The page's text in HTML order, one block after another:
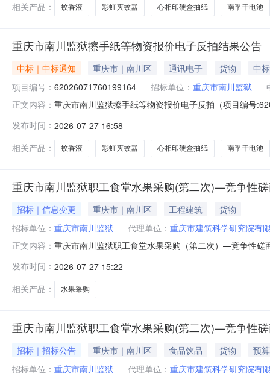
相关产品：
蚊香液 彩虹灭蚊器 心相印硬盒抽纸 南孚干电池
重庆市南川监狱擦手纸等物资报价电子反拍结果公告
中标｜中标通知 重庆市｜南川区 通讯电子 货物
中
项目编号： 62026071760199164 招标单位： 重庆市南川监狱
正文内容： 重庆市南川监狱擦手纸等物资报价电子反拍（项目编号
2026-07-2209:00-2026-07-2213:00二、采购单位信息
发布时间： 2026-07-27 16:58
相关产品：
蚊香液 彩虹灭蚊器 心相印硬盒抽纸 南孚干电池
重庆市南川监狱职工食堂水果采购(第二次)—竞争性
招标｜信息变更 重庆市｜南川区 工程建筑
货物
招标单位： 重庆市南川监狱 代理单位： 重庆市建筑科学研究院有
正文内容： 重庆市南川监狱职工食堂水果采购（第二次）—竞争性
区和孝路183号2号楼经办人名称：单老师联系电话：
发布时间： 2026-07-27 15:22
相关产品：
水果采购
重庆市南川监狱职工食堂水果采购(第二次)—竞争性
招标｜招标公告 重庆市｜南川区 食品饮品 货物
预
招标单位： 重庆市南川监狱 代理单位： 重庆市建筑科学研究院有